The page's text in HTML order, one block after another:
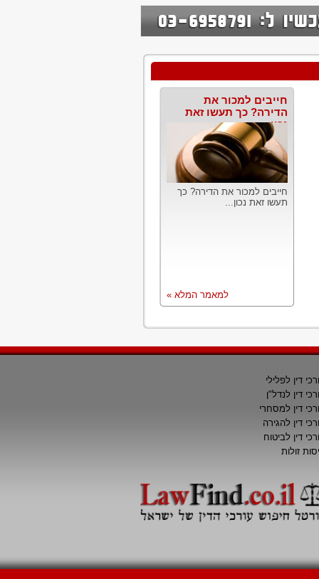
חייבים למכור את
הדירה? כך תעשו זאת
נכון
חייבים למכור את הדירה? כך
תעשו זאת נכון...
למאמר המלא »
דין לפלילי
דין לנדל"ן
דין למסחרי
דין להגירה
דין לביטוח
זולות